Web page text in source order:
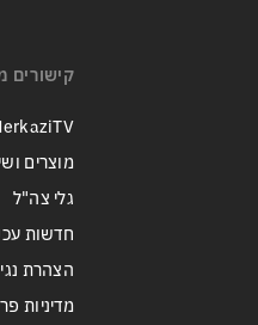
קישורים
מוצרים
גלי צה"ל
חדשות
הצהרת
מדיניות